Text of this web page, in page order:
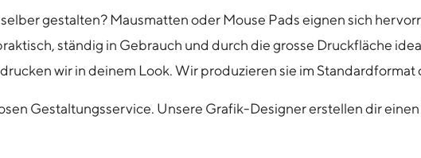
gestalten? Mausmatten oder Mouse Pads eignen sich
ständig in Gebrauch und durch die grosse Druckfläche
wir in deinem Look. Wir produzieren sie im
Gestaltungsservice. Unsere Grafik-Designer erstellen dir